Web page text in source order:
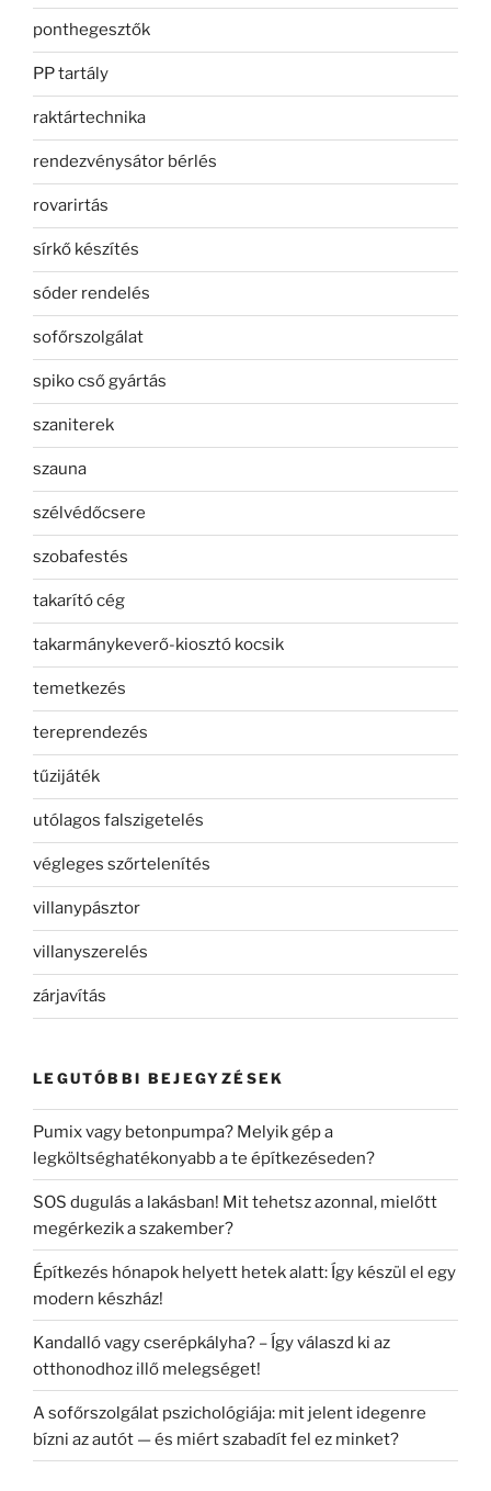
ponthegesztők
PP tartály
raktártechnika
rendezvénysátor bérlés
rovarirtás
sírkő készítés
sóder rendelés
sofőrszolgálat
spiko cső gyártás
szaniterek
szauna
szélvédőcsere
szobafestés
takarító cég
takarmánykeverő-kiosztó kocsik
temetkezés
tereprendezés
tűzijáték
utólagos falszigetelés
végleges szőrtelenítés
villanypásztor
villanyszerelés
zárjavítás
LEGUTÓBBI BEJEGYZÉSEK
Pumix vagy betonpumpa? Melyik gép a
legköltséghatékonyabb a te építkezéseden?
SOS dugulás a lakásban! Mit tehetsz azonnal, mielőtt
megérkezik a szakember?
Építkezés hónapok helyett hetek alatt: Így készül el egy
modern készház!
Kandalló vagy cserépkályha? – Így válaszd ki az
otthonodhoz illő melegséget!
A sofőrszolgálat pszichológiája: mit jelent idegenre
bízni az autót — és miért szabadít fel ez minket?